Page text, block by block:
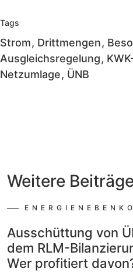
Tags
Strom Drittmengen
Ausgleichsregelung
Netzumlage ÜNB
Weitere
Ausschüttung von
dem RLM-
Wer profitiert